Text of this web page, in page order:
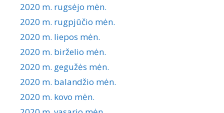
2020 m. rugsėjo mėn.
2020 m. rugpjūčio mėn.
2020 m. liepos mėn.
2020 m. birželio mėn.
2020 m. gegužės mėn.
2020 m. balandžio mėn.
2020 m. kovo mėn.